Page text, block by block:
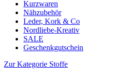
Kurzwaren
Nähzubehör
Leder, Kork & Co
Nordliebe-Kreativ
SALE
Geschenkgutschein
Zur Kategorie Stoffe